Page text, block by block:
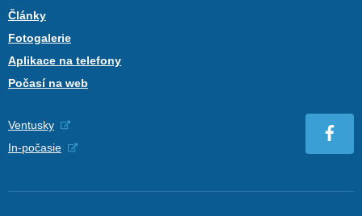
Články
Fotogalerie
Aplikace na telefony
Počasí na web
Ventusky
In-počasie